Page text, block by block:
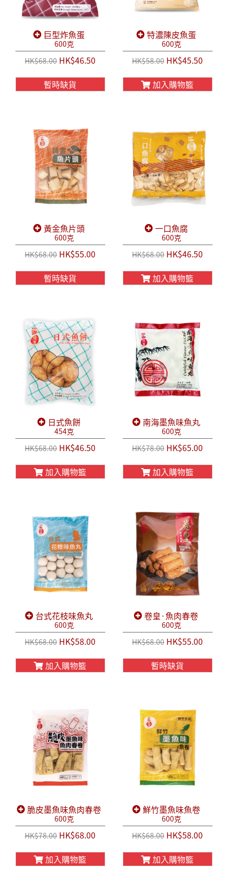
巨型炸魚蛋
600克
HK$68.00HK$46.50
暫時缺貨
特濃陳皮魚蛋
600克
HK$58.00HK$45.50
加入購物籃
黃金魚片頭
600克
HK$68.00HK$55.00
暫時缺貨
一口魚腐
600克
HK$68.00HK$46.50
加入購物籃
日式魚餅
454克
HK$68.00HK$46.50
加入購物籃
南海墨魚味魚丸
600克
HK$78.00HK$65.00
加入購物籃
台式花枝味魚丸
600克
HK$68.00HK$58.00
加入購物籃
卷皇·魚肉春卷
600克
HK$68.00HK$55.00
暫時缺貨
脆皮墨魚味魚肉春卷
600克
HK$78.00HK$68.00
加入購物籃
鮮竹墨魚味魚卷
600克
HK$68.00HK$58.00
加入購物籃